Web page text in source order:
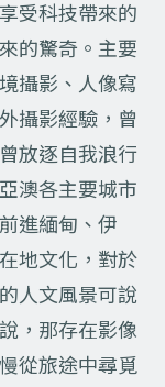
受科技帶來的
的驚奇。主要
攝影、人像寫
攝影經驗，曾
放逐自我浪行
澳各主要城市
進緬甸、伊
地文化，對於
人文風景可說
，那存在影像
從旅途中尋覓